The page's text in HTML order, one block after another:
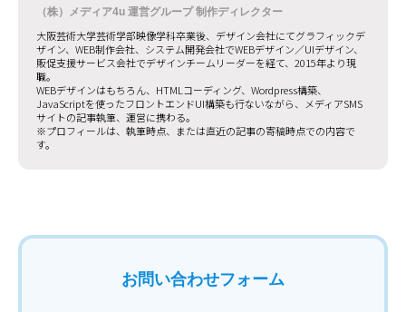
（株）メディア4u 運営グループ 制作ディレクター
大阪芸術大学芸術学部映像学科卒業後、デザイン会社にてグラフィックデ
ザイン、WEB制作会社、システム開発会社でWEBデザイン／UIデザイン、
販促支援サービス会社でデザインチームリーダーを経て、2015年より現
職。
WEBデザインはもちろん、HTMLコーディング、Wordpress構築、
JavaScriptを使ったフロントエンドUI構築も行ないながら、メディアSMS
サイトの記事執筆、運営に携わる。
※プロフィールは、執筆時点、または直近の記事の寄稿時点での内容で
す。
お問い合わせフォーム